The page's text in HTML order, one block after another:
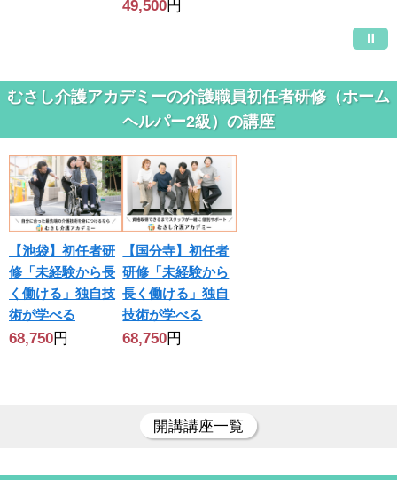
49,500円
むさし介護アカデミーの介護職員初任者研修（ホーム
ヘルパー2級）の講座
【池袋】初任者研
修「未経験から長
く働ける」独自技
術が学べる
68,750円
【国分寺】初任者
研修「未経験から
長く働ける」独自
技術が学べる
68,750円
開講講座一覧